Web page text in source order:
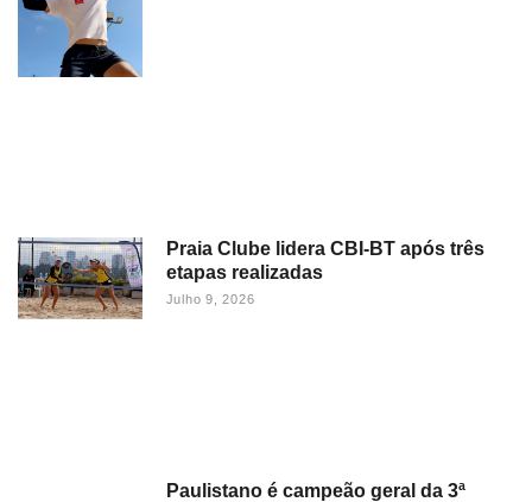
Praia Clube lidera CBI-BT após três
etapas realizadas
Julho 9, 2026
Paulistano é campeão geral da 3ª